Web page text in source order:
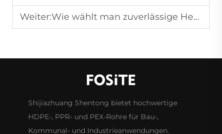
Weiter:Wie wählt man zuverlässige Hersteller von PVC-Rohren aus?
Shijiazhuang Shentong bietet hochwertige
HDPE-, PPR- und PEX-Rohre für Bau-,
Kommunal- und Industrieanwendungen.